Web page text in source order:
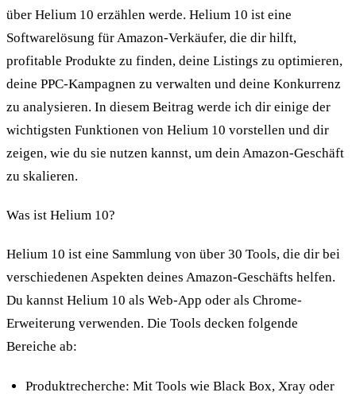
über Helium 10 erzählen werde. Helium 10 ist eine
Softwarelösung für Amazon-Verkäufer, die dir hilft,
profitable Produkte zu finden, deine Listings zu optimieren,
deine PPC-Kampagnen zu verwalten und deine Konkurrenz
zu analysieren. In diesem Beitrag werde ich dir einige der
wichtigsten Funktionen von Helium 10 vorstellen und dir
zeigen, wie du sie nutzen kannst, um dein Amazon-Geschäft
zu skalieren.
Was ist Helium 10?
Helium 10 ist eine Sammlung von über 30 Tools, die dir bei
verschiedenen Aspekten deines Amazon-Geschäfts helfen.
Du kannst Helium 10 als Web-App oder als Chrome-
Erweiterung verwenden. Die Tools decken folgende
Bereiche ab:
Produktrecherche: Mit Tools wie Black Box, Xray oder